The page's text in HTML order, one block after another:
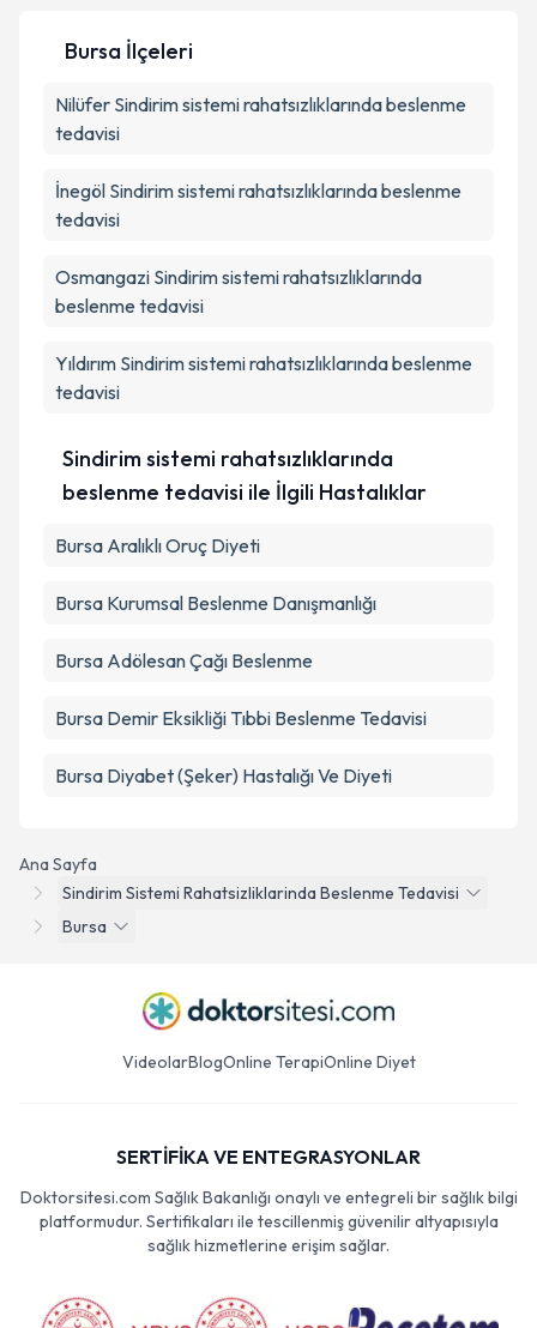
Metni'ni okudum ve kişisel verilerimin belirtilen
kapsamda işlenmesini kabul ediyorum.
Takvim Talebini Gönder
Ana Sayfa
Sindirim Sistemi Rahatsizliklarinda Beslenme Tedavisi
Bursa
Bursa İlçeleri
Nilüfer Sindirim sistemi rahatsızlıklarında beslenme
tedavisi
İnegöl Sindirim sistemi rahatsızlıklarında beslenme
tedavisi
Osmangazi Sindirim sistemi rahatsızlıklarında
beslenme tedavisi
Yıldırım Sindirim sistemi rahatsızlıklarında beslenme
tedavisi
Sindirim sistemi rahatsızlıklarında
beslenme tedavisi ile İlgili Hastalıklar
Bursa Aralıklı Oruç Diyeti
Bursa Kurumsal Beslenme Danışmanlığı
Bursa Adölesan Çağı Beslenme
Bursa Demir Eksikliği Tıbbi Beslenme Tedavisi
Bursa Diyabet (Şeker) Hastalığı Ve Diyeti
VideolarBlogOnline TerapiOnline Diyet
SERTİFİKA VE ENTEGRASYONLAR
Doktorsitesi.com Sağlık Bakanlığı onaylı ve entegreli bir sağlık bilgi
platformudur. Sertifikaları ile tescillenmiş güvenilir altyapısıyla
sağlık hizmetlerine erişim sağlar.